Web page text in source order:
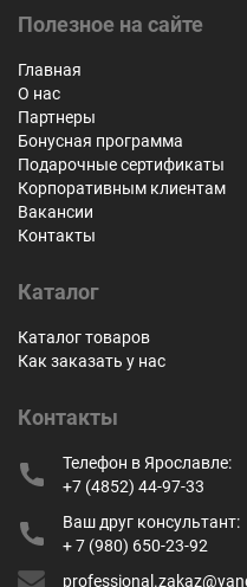
Полезное на сайте
Главная
О нас
Партнеры
Бонусная программа
Подарочные сертификаты
Корпоративным клиентам
Вакансии
Контакты
Каталог
Каталог товаров
Как заказать у нас
Контакты
Телефон в Ярославле:
+7 (4852) 44-97-33
Ваш друг консультант:
+ 7 (980) 650-23-92